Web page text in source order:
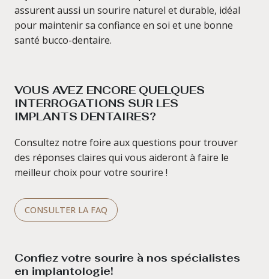
assurent aussi un sourire naturel et durable, idéal
pour maintenir sa confiance en soi et une bonne
santé bucco-dentaire.
VOUS AVEZ ENCORE QUELQUES
INTERROGATIONS SUR LES
IMPLANTS DENTAIRES?
Consultez notre foire aux questions pour trouver
des réponses claires qui vous aideront à faire le
meilleur choix pour votre sourire !
CONSULTER LA FAQ
Confiez votre sourire à nos spécialistes
en implantologie!